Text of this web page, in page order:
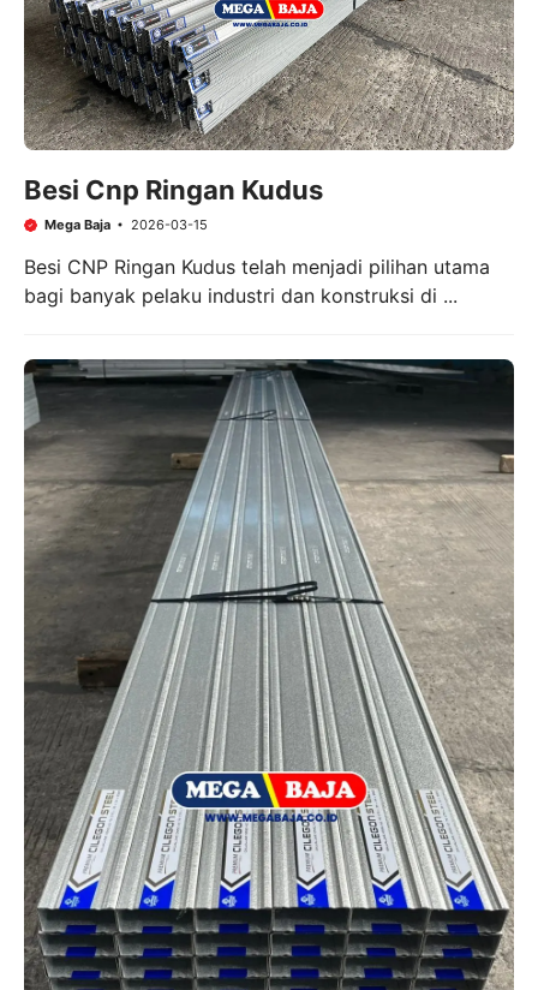
Besi Cnp Ringan Kudus
Mega Baja 2026-03-15
Besi CNP Ringan Kudus telah menjadi pilihan utama
bagi banyak pelaku industri dan konstruksi di ...